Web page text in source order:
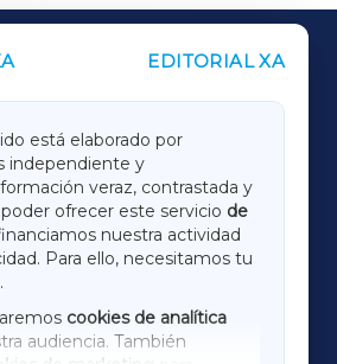
EDITORIAL XA
está elaborado por
independiente y
veraz, contrastada y
ofrecer este servicio de
nuestra actividad
Para ello, necesitamos tu
cookies de analítica
audiencia. También
LUGOXA
TERRACHAXA